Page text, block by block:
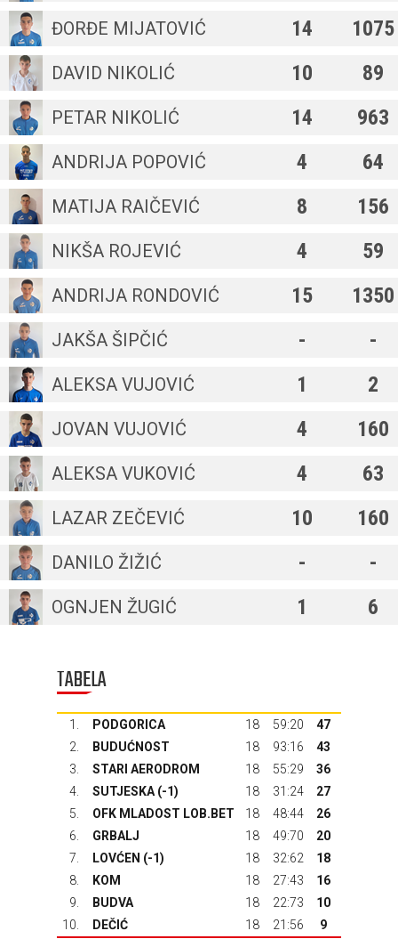
ĐORĐE MIJATOVIĆ 14 1075
DAVID NIKOLIĆ 10 89
PETAR NIKOLIĆ 14 963
ANDRIJA POPOVIĆ 4 64
MATIJA RAIČEVIĆ 8 156
NIKŠA ROJEVIĆ 4 59
ANDRIJA RONDOVIĆ 15 1350
JAKŠA ŠIPČIĆ - -
ALEKSA VUJOVIĆ 1 2
JOVAN VUJOVIĆ 4 160
ALEKSA VUKOVIĆ 4 63
LAZAR ZEČEVIĆ 10 160
DANILO ŽIŽIĆ - -
OGNJEN ŽUGIĆ 1 6
TABELA
1. PODGORICA 18 59:20
47
2.
BUDUĆNOST 18 93:16
43
3.
STARI AERODROM 18 55:29
36
4.
SUTJESKA (-1) 18 31:24
27
5.
OFK MLADOST LOB.BET 18 48:44
26
6.
GRBALJ 18 49:70
20
7.
LOVĆEN (-1) 18 32:62
18
8.
KOM 18 27:43
16
9.
BUDVA 18 22:73
10
10.
DEČIĆ 18 21:56 9